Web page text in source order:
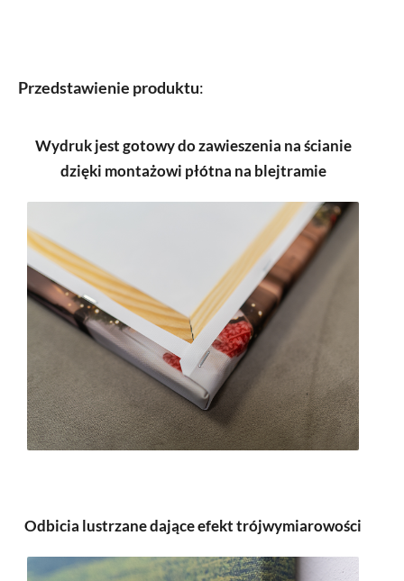
Przedstawienie produktu:
Wydruk jest gotowy do zawieszenia na ścianie
dzięki montażowi płótna na blejtramie
Odbicia lustrzane dające efekt trójwymiarowości